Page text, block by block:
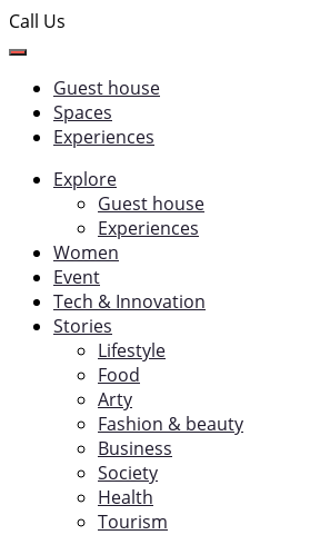
Call Us
Guest house
Spaces
Experiences
Explore
Guest house
Experiences
Women
Event
Tech & Innovation
Stories
Lifestyle
Food
Arty
Fashion & beauty
Business
Society
Health
Tourism